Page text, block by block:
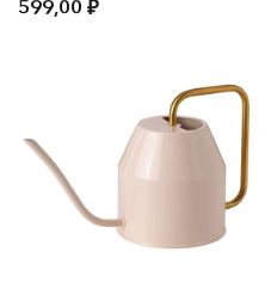
599,00₽